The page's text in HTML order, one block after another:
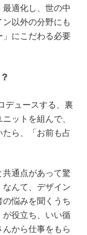
適化し、世の中
以外の分野にも
」にこだわる必要
デュースする、裏
ットを組んで、
ら、「お前も占
共通点があって驚
んて、デザイン
悩みを聞くうち
が役立ち、いい循
から仕事をもら